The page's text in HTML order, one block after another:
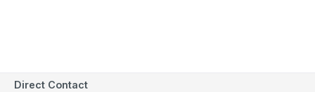
Direct Contact